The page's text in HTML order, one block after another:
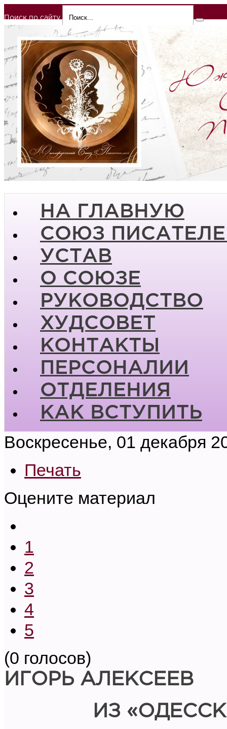
Поиск по сайту
НА ГЛАВНУЮ
СОЮЗ
УСТАВ
О СОЮЗЕ
РУКОВОДСТВО
ХУДСОВЕТ
КОНТАКТЫ
ПЕРСОНАЛИИ
ОТДЕЛЕНИЯ
КАК ВСТУПИТЬ
Воскресенье, 01 декабря
Печать
Оцените материал
1
2
3
4
5
(0 голосов)
ИГОРЬ АЛЕКСЕЕВ
ИЗ